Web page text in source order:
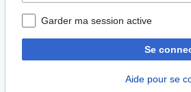
Garder ma session active
Se
Aide pour se